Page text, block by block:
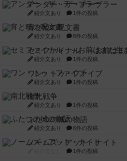
アンダー・ザ・テーブラー
紹介文あり 1件の投稿
宵と暁の呪文書
紹介文あり 8件の投稿
セミファイナル ～お前はま
紹介文あり 1件の投稿
ワン・トゥ・ファイブ
紹介文あり 1件の投稿
南北戦争
紹介文あり 1件の投稿
ふたつの城の物語
紹介文あり 6件の投稿
ノームズ・アット・ナイト
1件の投稿